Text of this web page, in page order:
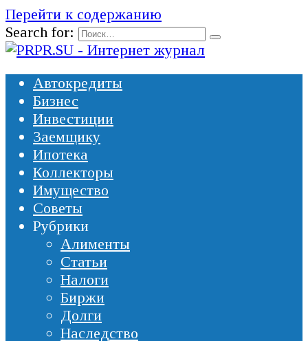
Перейти к содержанию
Search for:
Автокредиты
Бизнес
Инвестиции
Заемщику
Ипотека
Коллекторы
Имущество
Советы
Рубрики
Алименты
Статьи
Налоги
Биржи
Долги
Наследство